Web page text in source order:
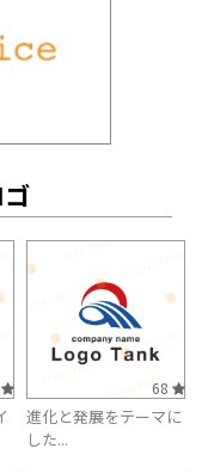
68
進化と発展をテーマに
した...